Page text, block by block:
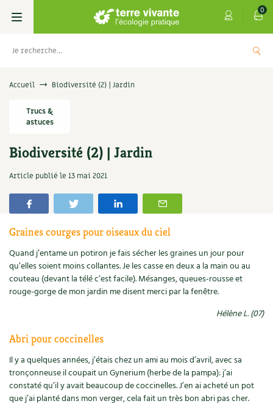
0
Livres
Permaculture, Jardin bio
Verger, arbres
Aménagement jardin
Ornement
Autonomie, bricolage
Santé, bien-être
Médecine douce
Les 4 saisons
Se réabonner
Offrir un abonnement
Les numéros
4 saisons
Hors-séries
Soutenez Les 4 Saisons
Graines, semences
Potagères
Aromatiques
Florales
Médicinales
Kits de jardinage
Outils de jardin
Accessoires de jardin
Cartes cadeau
Centre Terre vivante
Découvrir le Centre
Visiter en famille, entre amis
Programme 2026 du Centre Terre vivante
Venir en groupe
Scolaires
Séminaires, entreprises, associations, collectivités…
Infos & conseils
Jardin bio
Calendrier des travaux du jardin
Potager
Parole libre
La tribune
Champs d’action – le podcast
Accueil Biodiversité (2) | Jardin
Trucs &
astuces
Biodiversité (2) | Jardin
Article publié le 13 mai 2021
Graines courges pour oiseaux du ciel
Quand j’entame un potiron je fais sécher les graines un jour pour
qu’elles soient moins collantes. Je les casse en deux a la main ou au
couteau (devant la télé c’est facile). Mésanges, queues-rousse et
rouge-gorge de mon jardin me disent merci par la fenêtre.
Hélène L. (07)
Abri pour coccinelles
Il y a quelques années, j’étais chez un ami au mois d’avril, avec sa
tronçonneuse il coupait un Gynerium (herbe de la pampa): j’ai
constaté qu’il y avait beaucoup de coccinelles. J’en ai acheté un pot
que j’ai planté dans mon verger, cela fait un très bon abri pas cher.
tisanes qui soignent
9,90